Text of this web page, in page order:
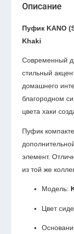
Описание
Пуфик KANO
Khaki
Современный
стильный
домашнего
благородном
цвета хаки
Пуфик
элемент.
из той же
Модель:
Цвет